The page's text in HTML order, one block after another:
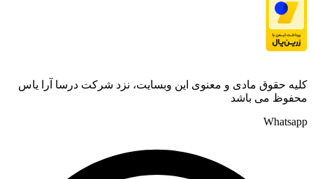
کلیه حقوق مادی و معنوی این وبسایت، نزد شرکت درسا آرا یاس
محفوظ می باشد
Whatsapp